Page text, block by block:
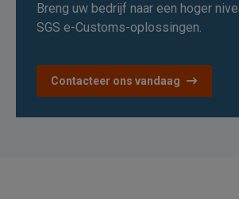
Breng uw bedrijf naar een hoger
SGS e-Customs-oplossingen.
Contacteer ons vandaag